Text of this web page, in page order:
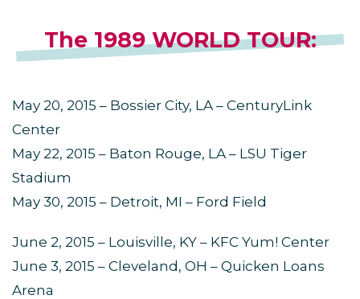
The 1989 WORLD TOUR:
May 20, 2015 – Bossier City, LA – CenturyLink
Center
May 22, 2015 – Baton Rouge, LA – LSU Tiger
Stadium
May 30, 2015 – Detroit, MI – Ford Field
June 2, 2015 – Louisville, KY – KFC Yum! Center
June 3, 2015 – Cleveland, OH – Quicken Loans
Arena